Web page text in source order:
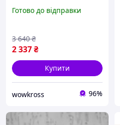
замшеві демісезонні
спортивні
Готово до відправки
2 337₴
3 640 ₴
Купити
wowkross 96%